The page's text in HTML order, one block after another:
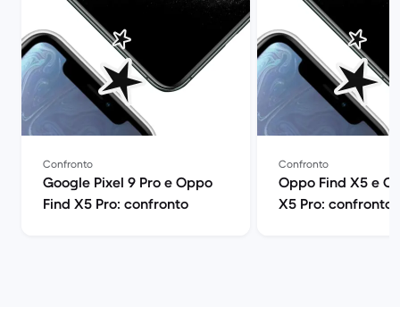
Confronto
Google Pixel 9 Pro e Oppo
Find X5 Pro: confronto
Confronto
Oppo Find X5 e
X5 Pro: confronto